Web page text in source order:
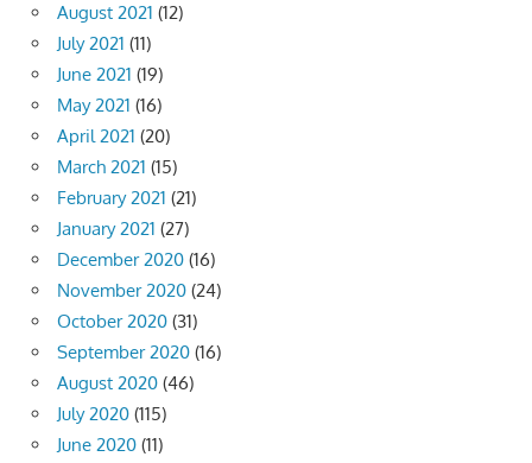
August 2021 (12)
July 2021 (11)
June 2021 (19)
May 2021 (16)
April 2021 (20)
March 2021 (15)
February 2021 (21)
January 2021 (27)
December 2020 (16)
November 2020 (24)
October 2020 (31)
September 2020 (16)
August 2020 (46)
July 2020 (115)
June 2020 (11)